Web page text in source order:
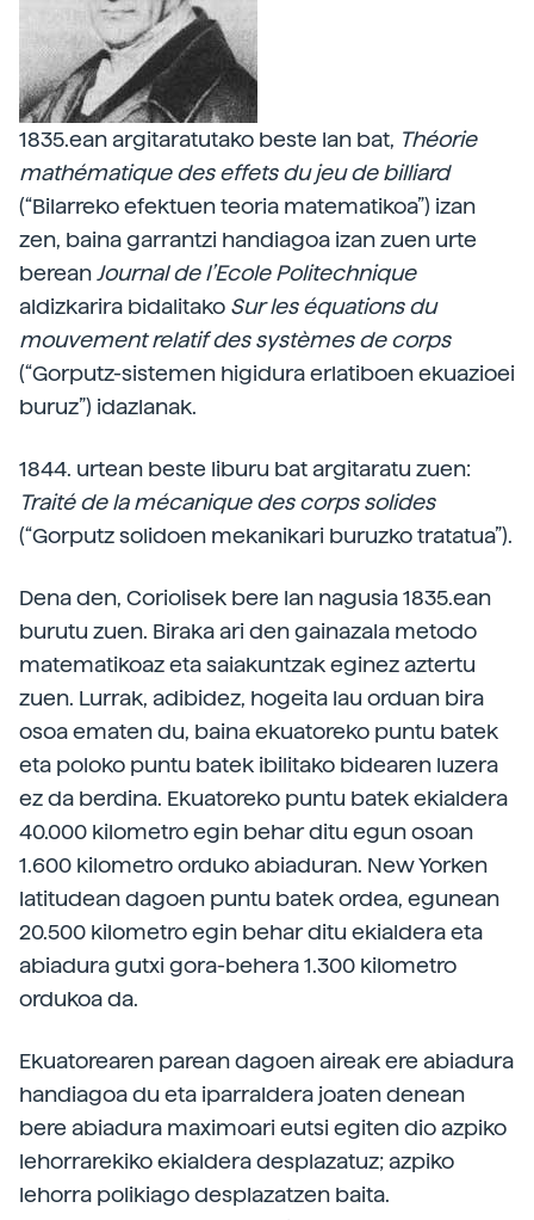
1835.ean argitaratutako beste lan bat, Théorie
mathématique des effets du jeu de billiard
(“Bilarreko efektuen teoria matematikoa”) izan
zen, baina garrantzi handiagoa izan zuen urte
bereanJournal de l’Ecole Politechnique
aldizkarira bidalitako Sur les équations du
mouvement relatif des systèmes de corps
(“Gorputz-sistemen higidura erlatiboen ekuazioei
buruz”) idazlanak.
1844. urtean beste liburu bat argitaratu zuen:
Traité de la mécanique des corps solides
(“Gorputz solidoen mekanikari buruzko tratatua”).
Dena den, Coriolisek bere lan nagusia 1835.ean
burutu zuen. Biraka ari den gainazala metodo
matematikoaz eta saiakuntzak eginez aztertu
zuen. Lurrak, adibidez, hogeita lau orduan bira
osoa ematen du, baina ekuatoreko puntu batek
eta poloko puntu batek ibilitako bidearen luzera
ez da berdina. Ekuatoreko puntu batek ekialdera
40.000 kilometro egin behar ditu egun osoan
1.600 kilometro orduko abiaduran. New Yorken
latitudean dagoen puntu batek ordea, egunean
20.500 kilometro egin behar ditu ekialdera eta
abiadura gutxi gora-behera 1.300 kilometro
ordukoa da.
Ekuatorearen parean dagoen aireak ere abiadura
handiagoa du eta iparraldera joaten denean
bere abiadura maximoari eutsi egiten dio azpiko
lehorrarekiko ekialdera desplazatuz; azpiko
lehorra polikiago desplazatzen baita.